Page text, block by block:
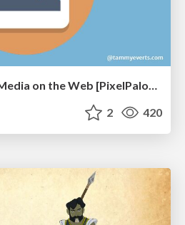
The Hidden Cost of Media on the Web [PixelPalooza 2025]
2 420